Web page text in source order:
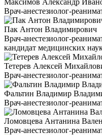
Врач-анестезиолог-
Пак Антон Владимирович
Врач-анестезиолог-
кандидат медицинских
Тетерев Алексей
Врач-анестезиолог-
Фальтин Владимир
Врач-анестезиолог-
Ломовцева Антанина
Врач-анестезиолог-